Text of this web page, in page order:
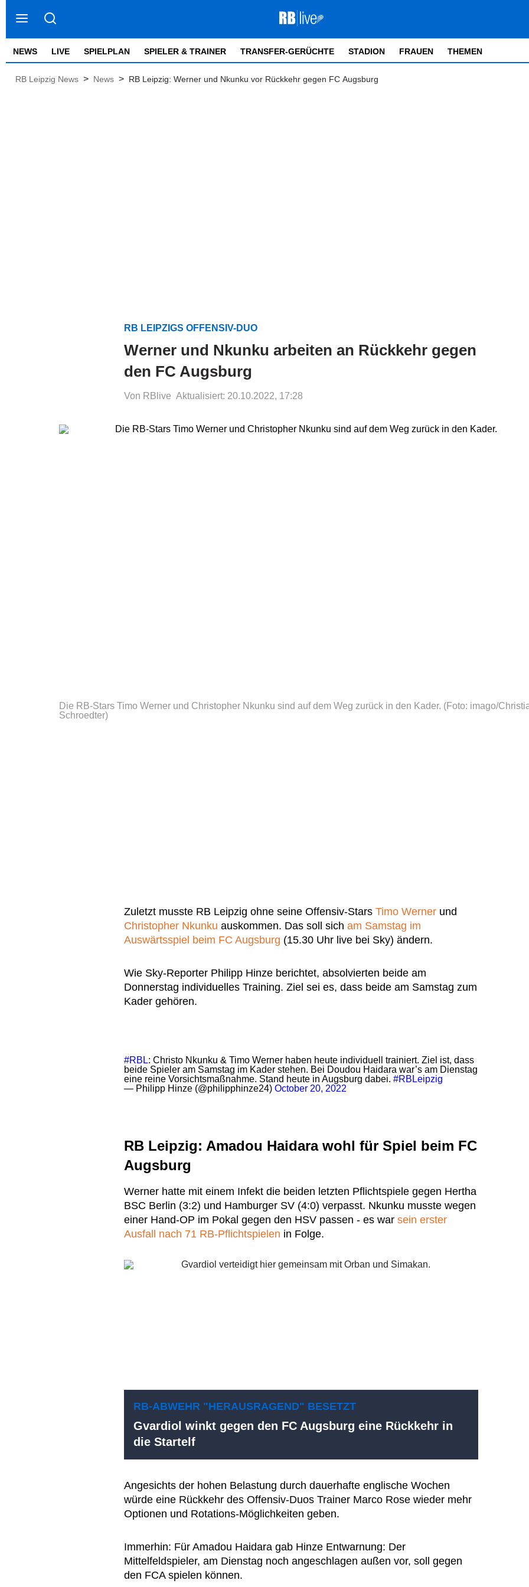
NEWS LIVE SPIELPLAN SPIELER & TRAINER TRANSFER-GERÜCHTE STADION FRAUEN THEMEN
RB Leipzig News > News > RB Leipzig: Werner und Nkunku vor Rückkehr gegen FC Augsburg
RB LEIPZIGS OFFENSIV-DUO
Werner und Nkunku arbeiten an Rückkehr gegen
den FC Augsburg
Von RBlive Aktualisiert: 20.10.2022, 17:28
Die RB-Stars Timo Werner und Christopher Nkunku sind auf dem Weg zurück in den Kader. (Foto: imago/
Schroedter)
Zuletzt musste RB Leipzig ohne seine Offensiv-Stars Timo Werner und
Christopher Nkunku auskommen. Das soll sich am Samstag im
Auswärtsspiel beim FC Augsburg (15.30 Uhr live bei Sky) ändern.
Wie Sky-Reporter Philipp Hinze berichtet, absolvierten beide am
Donnerstag individuelles Training. Ziel sei es, dass beide am Samstag zum
Kader gehören.
#RBL: Christo Nkunku & Timo Werner haben heute individuell trainiert. Ziel ist, dass
beide Spieler am Samstag im Kader stehen. Bei Doudou Haidara war’s am Dienstag
eine reine Vorsichtsmaßnahme. Stand heute in Augsburg dabei. #RBLeipzig
— Philipp Hinze (@philipphinze24) October 20, 2022
RB Leipzig: Amadou Haidara wohl für Spiel beim FC
Augsburg
Werner hatte mit einem Infekt die beiden letzten Pflichtspiele gegen Hertha
BSC Berlin (3:2) und Hamburger SV (4:0) verpasst. Nkunku musste wegen
einer Hand-OP im Pokal gegen den HSV passen - es war sein erster
Ausfall nach 71 RB-Pflichtspielen in Folge.
RB-ABWEHR "HERAUSRAGEND" BESETZT
Gvardiol winkt gegen den FC Augsburg eine Rückkehr in
die Startelf
Angesichts der hohen Belastung durch dauerhafte englische Wochen
würde eine Rückkehr des Offensiv-Duos Trainer Marco Rose wieder mehr
Optionen und Rotations-Möglichkeiten geben.
Immerhin: Für Amadou Haidara gab Hinze Entwarnung: Der
Mittelfeldspieler, am Dienstag noch angeschlagen außen vor, soll gegen
den FCA spielen können.